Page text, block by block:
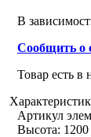
В
Сообщить о
Товар есть в
Артикул
Высота: